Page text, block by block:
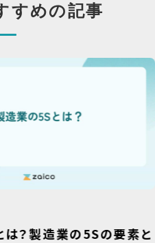
すめの記事
造業の5Sの要素と
工